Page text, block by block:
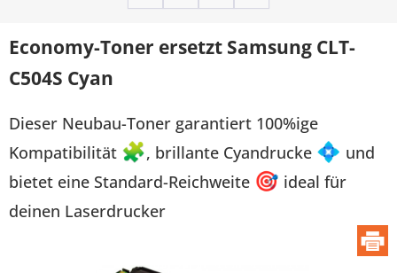
Economy-Toner ersetzt Samsung CLT-
C504S Cyan
Dieser Neubau-Toner garantiert 100%ige
Kompatibilität 🧩, brillante Cyandrucke 💠 und
bietet eine Standard-Reichweite 🎯 ideal für
deinen Laserdrucker